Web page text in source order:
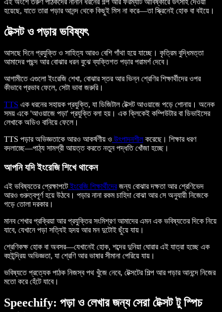
এই অংশে তরুণ পাঠকদের নানান ধরনের গল্প আর ফরম্যাট আবিষ্কারে উৎসাহ দেওয়া
হয়েছে, যাতে তারা পড়ার আনন্দ থেকে কিছুই মিস না করে—তা স্ক্রিনেই হোক বা বইয়ে।
টেক্সট ও পড়ার ভবিষ্যৎ
আসছে দিনে প্রযুক্তি ও সাহিত্য আরও বেশি গাঁথা হয়ে যাচ্ছে। কৃত্রিম বুদ্ধিমত্তা
আমাদের পছন্দ আর বোঝার ধরন বুঝে ব্যক্তিগত পড়ার পরামর্শ দেবে।
আগামীতে এগুলো ইংরেজি শেখা, বোঝার স্তর আর ভিন্ন শ্রেণির শিক্ষার্থীদের ওপর
কীভাবে প্রভাব ফেলে, সেটা ভাবা জরুরি।
TTS এক ধরনের সহায়ক প্রযুক্তি, যা ডিজিটাল টেক্সট আওয়াজে পড়ে শোনায়। অনেক
সময় একে 'আওয়াজে পড়া' প্রযুক্তি বলা হয়। এক ক্লিকেই কম্পিউটার বা ডিভাইসের
লেখাকে অডিও বানিয়ে ফেলে।
TTS পড়ার অভিজ্ঞতাকে আরও আকর্ষণীয় ও উৎপাদনশীলকরেছে। শিক্ষার ধরণ
বদলাচ্ছে—পাঠ্য সামগ্রী আয়ত্ত করতে নতুন পদ্ধতি খোঁজা হচ্ছে।
আপনি যদি ইংরেজি শিখে থাকেন
এই ভবিষ্যতের প্রেক্ষাপটেইংরেজি শিক্ষার্থীদেরজন্য বোঝার দক্ষতা আর শ্রেণিভেদ
আরও গুরুত্বপূর্ণ হয়ে উঠবে। পড়ার নানা রকম চাহিদা বোঝা আর সে অনুযায়ী নিজেকে
গড়ে তোলা দরকার।
মানব শেখার প্রক্রিয়া আর প্রযুক্তির সংমিশ্রণ আমাদের এমন এক ভবিষ্যতের দিকে নিয়ে
যাবে, যেখানে পড়া সত্যিই হৃদয় আর মন দুটোই ছুঁয়ে যায়।
শ্রেণিকক্ষ হোক বা অবসর—যেখানেই হোক, শব্দের দুনিয়া ঘোরার এই যাত্রা হচ্ছে এক
বহুইন্দ্রিয় অভিজ্ঞতা, যা শ্রেণি আর ভাষার সীমানা পেরিয়ে যায়।
ভবিষ্যতে প্রত্যেক পাঠক নিজস্ব পথ খুঁজে নেবে, টেক্সটের শিল্প আর পড়ার আনন্দে নিজের
মতো করে হেঁটে যাবে।
Speechify: পড়া ও লেখার জন্য সেরা টেক্সট টু স্পিচ